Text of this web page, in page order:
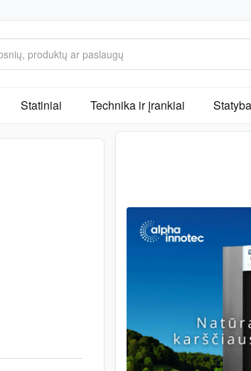
Statiniai Technika ir įrankiai Statyba